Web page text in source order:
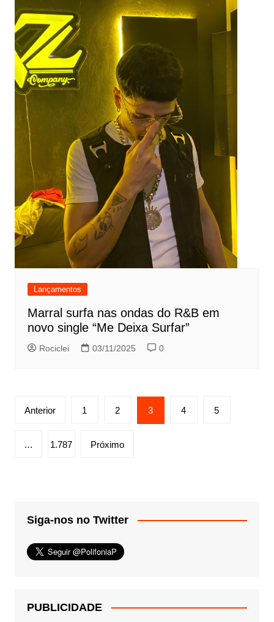
Lançamentos
Marral surfa nas ondas do R&B em
novo single “Me Deixa Surfar”
Rociclei 03/11/2025 0
Paginação
posts
Anterior 1 2 3 4 5
… 1.787 Próximo
Siga-nos no Twitter
PUBLICIDADE